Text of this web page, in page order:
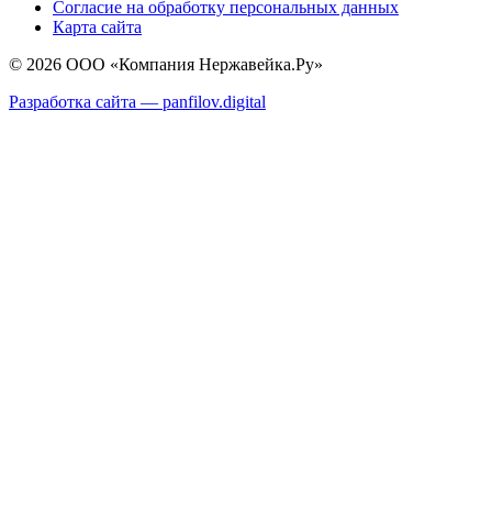
Согласие на обработку персональных данных
Карта сайта
© 2026 ООО «Компания Нержавейка.Ру»
Разработка сайта — panfilov.digital